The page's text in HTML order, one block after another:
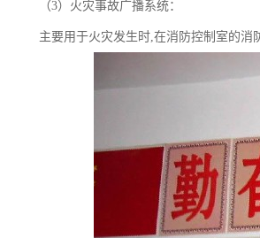
（3）火灾事故广播系统：
主要用于火灾发生时,在消防控制室的